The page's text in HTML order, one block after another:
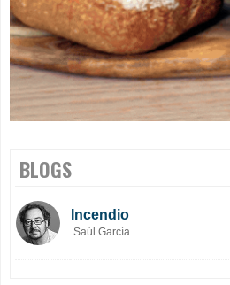
BLOGS
Incendio
Saúl García